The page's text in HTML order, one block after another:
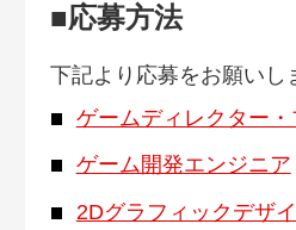
■応募方法
下記より応募をお願いし
ゲームディレクター
ゲーム開発エンジニア
2Dグラフィックデザ